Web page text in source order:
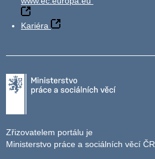
Kariéra
Zřizovatelem portálu je
Ministerstvo práce a sociálních věcí ČR